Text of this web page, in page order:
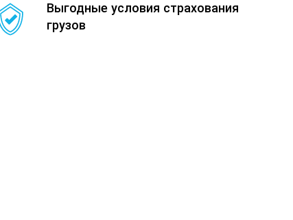
Выгодные условия страхования
грузов